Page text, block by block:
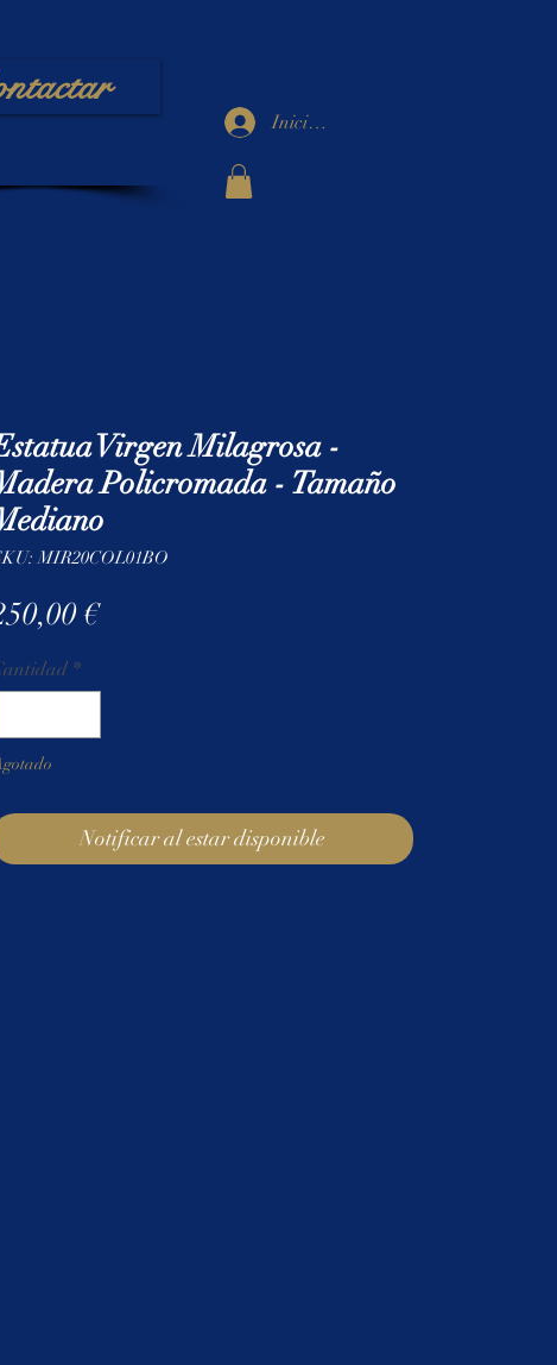
Iniciar sesión
Virgen Milagrosa -
Policromada - Tamaño
MIR20COL01BO
€Precio
*
Notificar al estar disponible